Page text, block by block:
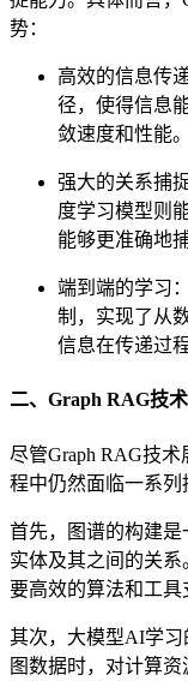
势：
高效的信息传
径，使得信息
敛速度和性能。
强大的关系捕
度学习模型则
能够更准确地
端到端的学习
制，实现了从
信息在传递过
二、Graph RAG技
尽管Graph RAG技
程中仍然面临一系列
首先，图谱的构建
实体及其之间的关
要高效的算法和工具
其次，大模型AI学
图数据时，对计算